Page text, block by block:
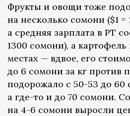
Фрукты и овощи тоже
на несколько сомони ($1 =
а средняя зарплата в РТ
1300 сомони), а
местах — вдвое, его
до 6 сомони за кг против
подорожало с 50-53 до 60
а где-то и до 70 сомони.
на 4-6 сомони выросли